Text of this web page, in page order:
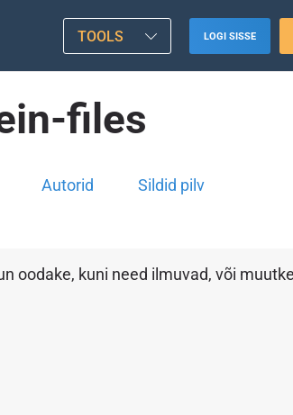
TOOLS LOGI SISSE
files
Autorid Sildid pilv